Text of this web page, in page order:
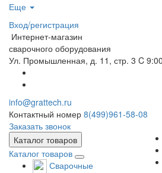
Еще
Вход/регистрация
Интернет-магазин
сварочного оборудования
Ул. Промышленная, д. 11, стр. 3 C
info@grattech.ru
Контактный номер 8(499)961-58-08
Заказать звонок
Каталог товаров
Каталог товаров
Сварочные